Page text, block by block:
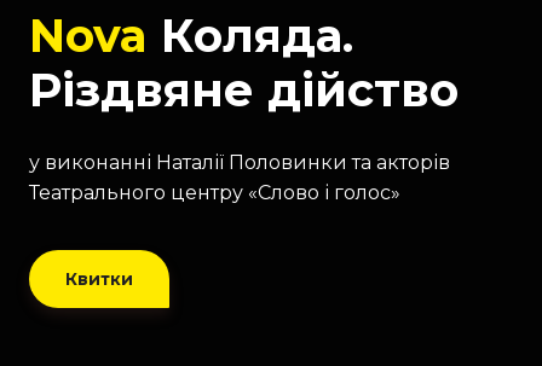
Nova Коляда.
Різдвяне дійство
у виконанні Наталії Половинки та акторів
Театрального центру «Слово і голос»
Квитки